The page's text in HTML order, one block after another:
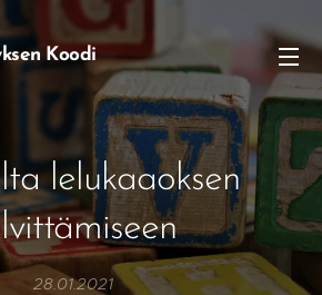
Koodi
lelukaaoksen
28.01.2021